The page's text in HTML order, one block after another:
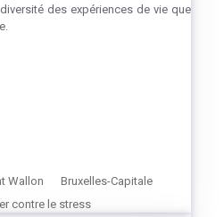
des expériences de vie que
Wallon
Bruxelles-Capitale
contre le stress